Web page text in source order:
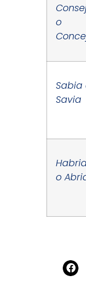
o
Sabia
Savia
o